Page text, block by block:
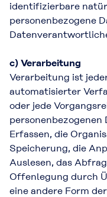
identifizierbare
personenbezogene
c) Verarbeitung
Verarbeitung ist
automatisierter
oder jede
personenbezogenen
Erfassen, die
Speicherung, die
Auslesen, das
Offenlegung durch
eine andere Form